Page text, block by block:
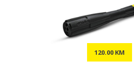
120.00 KM